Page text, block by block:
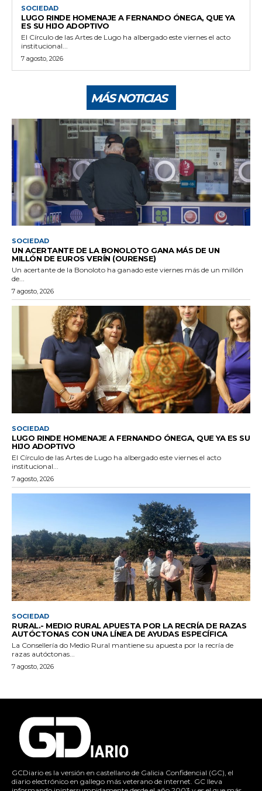
SOCIEDAD
LUGO RINDE HOMENAJE A FERNANDO ÓNEGA, QUE YA
ES SU HIJO ADOPTIVO
El Círculo de las Artes de Lugo ha albergado este viernes el acto
institucional...
7 agosto, 2026
MÁS NOTICIAS
SOCIEDAD
UN ACERTANTE DE LA BONOLOTO GANA MÁS DE UN
MILLÓN DE EUROS VERÍN (OURENSE)
Un acertante de la Bonoloto ha ganado este viernes más de un millón
de...
7 agosto, 2026
SOCIEDAD
LUGO RINDE HOMENAJE A FERNANDO ÓNEGA, QUE YA ES SU
HIJO ADOPTIVO
El Círculo de las Artes de Lugo ha albergado este viernes el acto
institucional...
7 agosto, 2026
SOCIEDAD
RURAL.- MEDIO RURAL APUESTA POR LA RECRÍA DE RAZAS
AUTÓCTONAS CON UNA LÍNEA DE AYUDAS ESPECÍFICA
La Consellería do Medio Rural mantiene su apuesta por la recría de
razas autóctonas...
7 agosto, 2026
GCDiario es la versión en castellano de Galicia Confidencial (GC), el
diario electrónico en gallego más veterano de internet. GC lleva